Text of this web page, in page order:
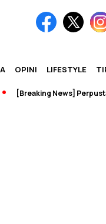
OPINI LIFESTYLE
[Breaking News]